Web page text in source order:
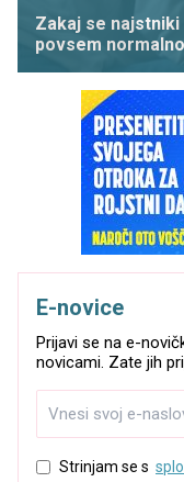
Zakaj se
povsem normalno
E-novice
Prijavi se na e-
novicami. Zate jih
Strinjam se s